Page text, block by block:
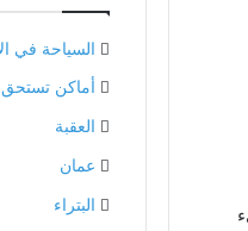
السياحة في
أماكن تستحق
العقبة
عمان
البتراء